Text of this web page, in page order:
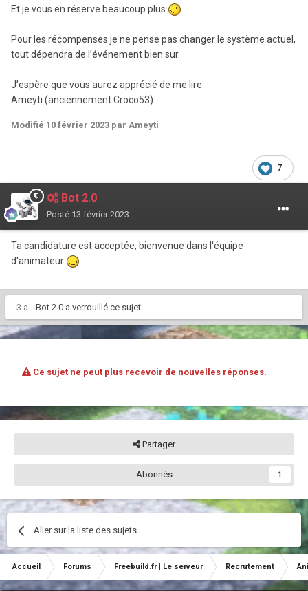
Et je vous en réserve beaucoup plus
Pour les récompenses je ne pense pas changer le système actuel,
tout dépendra de l’événement bien sur.
J’espère que vous aurez apprécié de me lire.
Ameyti (anciennement Croco53)
Modifié 10 février 2023 par Ameyti
7
Bot 2.0
Posté 13 février 2023
Ta candidature est acceptée, bienvenue dans l'équipe
d'animateur
3 a Bot 2.0 a verrouillé ce sujet
Ce sujet ne peut plus recevoir de nouvelles réponses.
Partager
Abonnés 1
Aller sur la liste des sujets
Accueil Forums Freebuild.fr | Le serveur Recrutement